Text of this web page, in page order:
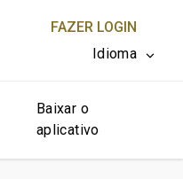
FAZER LOGIN
Idioma
Baixar o
aplicativo